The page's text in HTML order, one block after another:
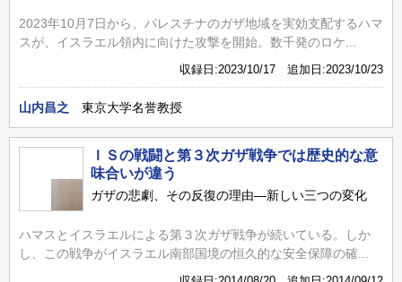
2023年10月7日から、パレスチナのガザ地域を実効支配するハマ
スが、イスラエル領内に向けた攻撃を開始。数千発のロケ...
収録日:2023/10/17 追加日:2023/10/23
山内昌之 東京大学名誉教授
ＩＳの戦闘と第３次ガザ戦争では歴史的な意
味合いが違う
ガザの悲劇、その反復の理由―新しい三つの変化
ハマスとイスラエルによる第３次ガザ戦争が続いている。しか
し、この戦争がイスラエル南部国境の恒久的な安全保障の確...